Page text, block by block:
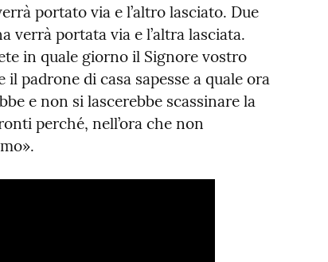
portato via e l’altro lasciato. Due
verrà portata via e l’altra lasciata.
in quale giorno il Signore vostro
padrone di casa sapesse a quale ora
e non si lascerebbe scassinare la
perché, nell’ora che non